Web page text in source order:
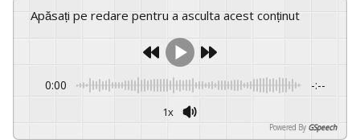
Apăsați pe redare pentru a asculta acest conținut
0:00 -:--
1x
Powered By GSpeech